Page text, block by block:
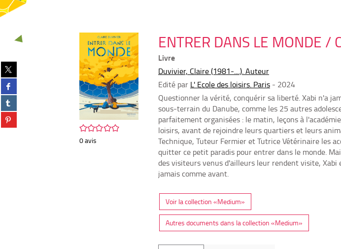
Partager
sur
twitter
(Nouvelle
fenêtre)
Partager
sur
facebook
(Nouvelle
fenêtre)
Partager
sur
tumblr
(Nouvelle
Partager
sur
/5
0avis
ENTRER DANS LE MONDE /
Livre
Duvivier, Claire (1981-....). Auteur
Edité par L' Ecole des loisirs. Paris - 2024
Questionner la vérité, conquérir sa liberté. Xabi n'a
sous-terrain du Danube, comme les 25 autres
parfaitement organisées : le matin, leçons à
loisirs, avant de rejoindre leurs quartiers et leurs
Technique, Tuteur Fermier et Tutrice Vétérinaire les
quitter ce petit paradis pour entrer dans le monde.
des visiteurs venus d'ailleurs leur rendent visite,
jamais comme avant.
Voir la collection «Medium»
Autres documents dans la collection «Medium»